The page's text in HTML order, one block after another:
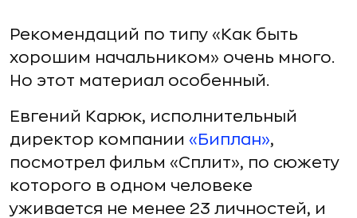
Рекомендаций по типу «Как быть
хорошим начальником» очень много.
Но этот материал особенный.
Евгений Карюк, исполнительный
директор компании «Биплан»,
посмотрел фильм «Сплит», по сюжету
которого в одном человеке
уживается не менее 23 личностей, и